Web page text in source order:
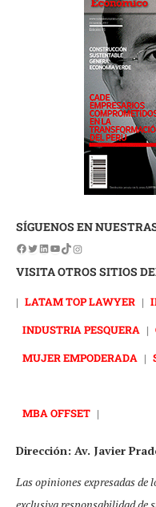
SÍGUENOS EN
VISITA OTROS SITIOS
| LATAM TOP LAWYER |
INDUSTRIA PESQUERA |
MUJER EMPODERADA |
MBA OFFSET |
Dirección: Av. Javier
Las opiniones expresadas